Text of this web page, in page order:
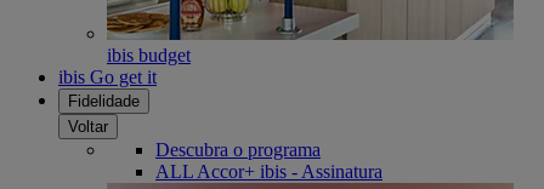
ibis budget
ibis Go get it
Fidelidade
Voltar
Descubra o programa
ALL Accor+ ibis - Assinatura